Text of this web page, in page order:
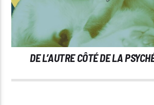
DE L’AUTRE CÔTÉ DE LA